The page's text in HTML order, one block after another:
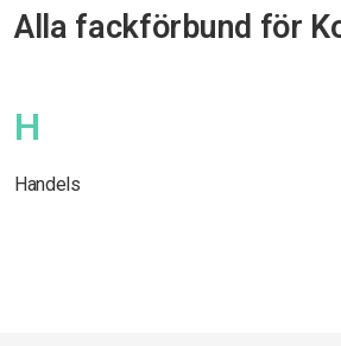
Alla fackförbund för
H
Handels